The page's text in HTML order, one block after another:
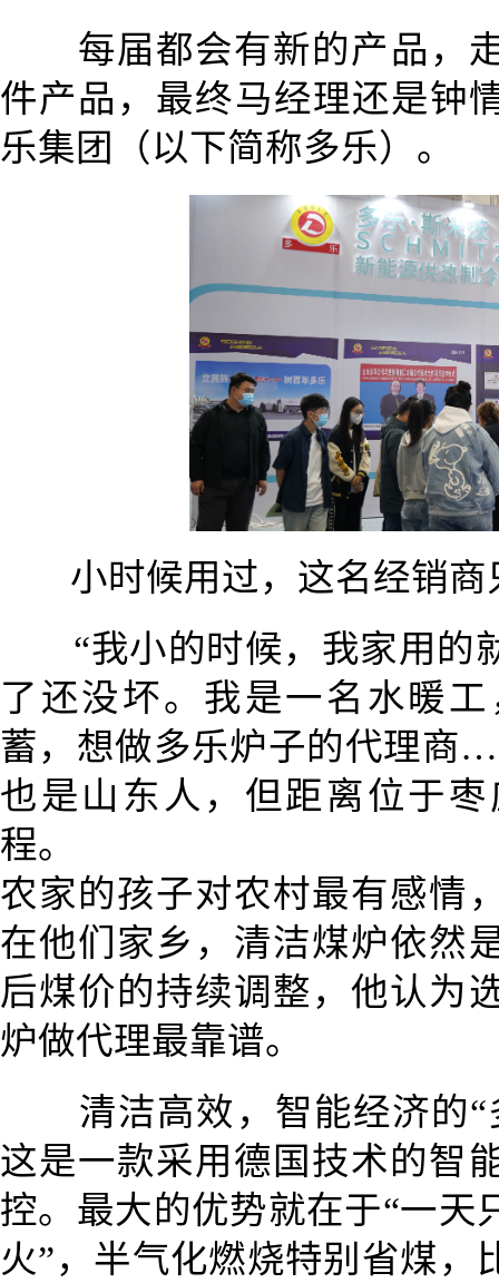
每届都会有新的产品，
件产品，最终马经理还是
乐集团（以下简称多乐）。
小时候用过，这名经销商
“我小的时候，我家用的
了还没坏。我是一名水暖
蓄，想做多乐炉子的代理商
也是山东人，但距离位于
程。
农家的孩子对农村最有感情
在他们家乡，清洁煤炉依然
后煤价的持续调整，他认为
炉做代理最靠谱。
清洁高效，智能经济的
这是一款采用德国技术的智
控。最大的优势就在于“一天
火”，半气化燃烧特别省煤，